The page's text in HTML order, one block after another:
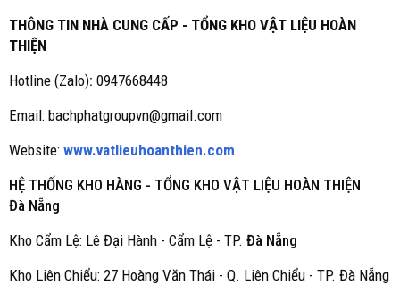
THÔNG TIN NHÀ CUNG CẤP - TỔNG KHO VẬT LIỆU HOÀN
THIỆN
Hotline (Zalo): 0947668448
Email: bachphatgroupvn@gmail.com
Website: www.vatlieuhoanthien.com
HỆ THỐNG KHO HÀNG - TỔNG KHO VẬT LIỆU HOÀN THIỆN
Đà Nẵng
Kho Cẩm Lệ: Lê Đại Hành - Cẩm Lệ - TP. Đà Nẵng
Kho Liên Chiểu: 27 Hoàng Văn Thái - Q. Liên Chiểu - TP. Đà Nẵng